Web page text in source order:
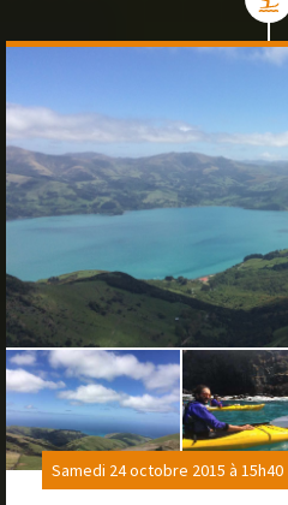
Samedi 24 octobre 2015 à 15h40